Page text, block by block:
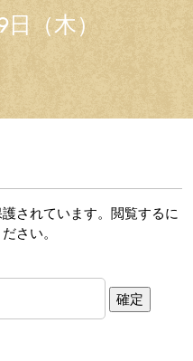
（木）
されています。閲覧するに
さい。